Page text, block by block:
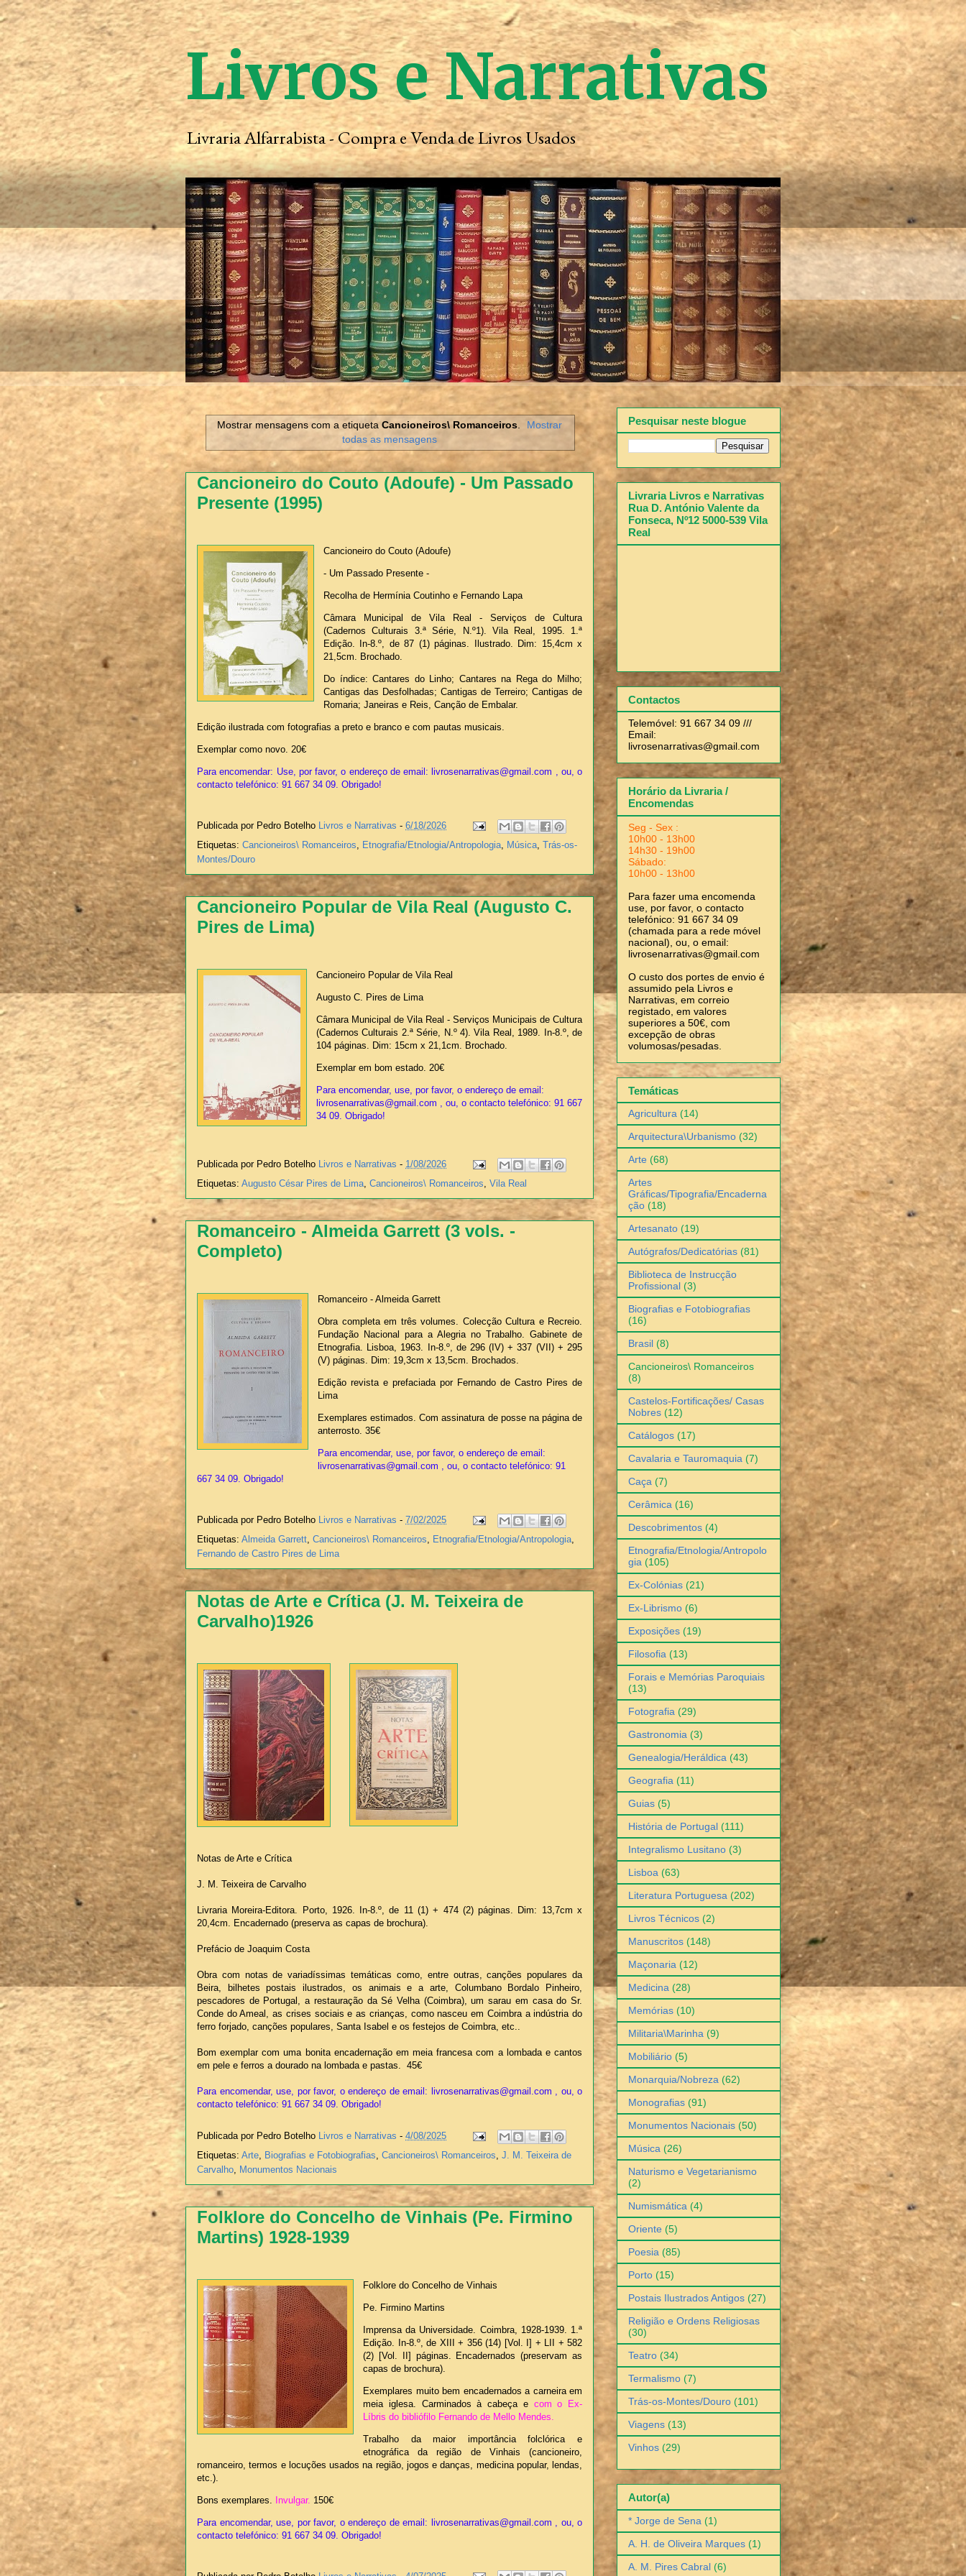
Livros e Narrativas
Livraria Alfarrabista - Compra e Venda de Livros Usados
Mostrar mensagens com a etiqueta Cancioneiros\ Romanceiros.
Mostrar
todas as mensagens
Cancioneiro do Couto (Adoufe) - Um Passado
Presente (1995)
Cancioneiro do Couto (Adoufe)
- Um Passado Presente -
Recolha de Hermínia Coutinho e Fernando Lapa
Câmara Municipal de Vila Real - Serviços de Cultura
(Cadernos Culturais 3.ª Série, N.º1). Vila Real, 1995. 1.ª
Edição. In-8.º, de 87 (1) páginas. Ilustrado. Dim: 15,4cm x
21,5cm. Brochado.
Do índice: Cantares do Linho; Cantares na Rega do Milho;
Cantigas das Desfolhadas; Cantigas de Terreiro; Cantigas de
Romaria; Janeiras e Reis, Canção de Embalar.
Edição ilustrada com fotografias a preto e branco e com pautas musicais.
Exemplar como novo. 20€
Para encomendar: Use, por favor, o endereço de email: livrosenarrativas@gmail.com , ou, o
contacto telefónico: 91 667 34 09. Obrigado!
Publicada por Pedro Botelho Livros e Narrativas - 6/18/2026
Etiquetas: Cancioneiros\ Romanceiros, Etnografia/Etnologia/Antropologia, Música, Trás-os-
Montes/Douro
Cancioneiro Popular de Vila Real (Augusto C.
Pires de Lima)
Cancioneiro Popular de Vila Real
Augusto C. Pires de Lima
Câmara Municipal de Vila Real - Serviços Municipais de Cultura
(Cadernos Culturais 2.ª Série, N.º 4). Vila Real, 1989. In-8.º, de
104 páginas. Dim: 15cm x 21,1cm. Brochado.
Exemplar em bom estado. 20€
Para encomendar, use, por favor, o endereço de email:
livrosenarrativas@gmail.com , ou, o contacto telefónico: 91 667
34 09. Obrigado!
Publicada por Pedro Botelho Livros e Narrativas - 1/08/2026
Etiquetas: Augusto César Pires de Lima, Cancioneiros\ Romanceiros, Vila Real
Romanceiro - Almeida Garrett (3 vols. -
Completo)
Romanceiro - Almeida Garrett
Obra completa em três volumes. Colecção Cultura e Recreio.
Fundação Nacional para a Alegria no Trabalho. Gabinete de
Etnografia. Lisboa, 1963. In-8.º, de 296 (IV) + 337 (VII) + 295
(V) páginas. Dim: 19,3cm x 13,5cm. Brochados.
Edição revista e prefaciada por Fernando de Castro Pires de
Lima
Exemplares estimados. Com assinatura de posse na página de
anterrosto. 35€
Para encomendar, use, por favor, o endereço de email:
livrosenarrativas@gmail.com , ou, o contacto telefónico: 91
667 34 09. Obrigado!
Publicada por Pedro Botelho Livros e Narrativas - 7/02/2025
Etiquetas: Almeida Garrett, Cancioneiros\ Romanceiros, Etnografia/Etnologia/Antropologia,
Fernando de Castro Pires de Lima
Notas de Arte e Crítica (J. M. Teixeira de
Carvalho)1926
Notas de Arte e Crítica
J. M. Teixeira de Carvalho
Livraria Moreira-Editora. Porto, 1926. In-8.º, de 11 (1) + 474 (2) páginas. Dim: 13,7cm x
20,4cm. Encadernado (preserva as capas de brochura).
Prefácio de Joaquim Costa
Obra com notas de variadíssimas temáticas como, entre outras, canções populares da
Beira, bilhetes postais ilustrados, os animais e a arte, Columbano Bordalo Pinheiro,
pescadores de Portugal, a restauração da Sé Velha (Coimbra), um sarau em casa do Sr.
Conde do Ameal, as crises sociais e as crianças, como nasceu em Coimbra a indústria do
ferro forjado, canções populares, Santa Isabel e os festejos de Coimbra, etc..
Bom exemplar com uma bonita encadernação em meia francesa com a lombada e cantos
em pele e ferros a dourado na lombada e pastas. 45€
Para encomendar, use, por favor, o endereço de email: livrosenarrativas@gmail.com , ou, o
contacto telefónico: 91 667 34 09. Obrigado!
Publicada por Pedro Botelho Livros e Narrativas - 4/08/2025
Etiquetas: Arte, Biografias e Fotobiografias, Cancioneiros\ Romanceiros, J. M. Teixeira de
Carvalho, Monumentos Nacionais
Folklore do Concelho de Vinhais (Pe. Firmino
Martins) 1928-1939
Folklore do Concelho de Vinhais
Pe. Firmino Martins
Imprensa da Universidade. Coimbra, 1928-1939. 1.ª
Edição. In-8.º, de XIII + 356 (14) [Vol. I] + LII + 582
(2) [Vol. II] páginas. Encadernados (preservam as
capas de brochura).
Exemplares muito bem encadernados a carneira em
meia iglesa. Carminados à cabeça e com o Ex-
Líbris do bibliófilo Fernando de Mello Mendes.
Trabalho da maior importância folclórica e
etnográfica da região de Vinhais (cancioneiro,
romanceiro, termos e locuções usados na região, jogos e danças, medicina popular, lendas,
etc.).
Bons exemplares. Invulgar. 150€
Para encomendar, use, por favor, o endereço de email: livrosenarrativas@gmail.com , ou, o
contacto telefónico: 91 667 34 09. Obrigado!
Pesquisar neste blogue
Livraria Livros e Narrativas
Rua D. António Valente da
Fonseca, Nº12 5000-539 Vila
Real
Contactos
Telemóvel: 91 667 34 09 ///
Email:
livrosenarrativas@gmail.com
Horário da Livraria /
Encomendas
Seg - Sex :
10h00 - 13h00
14h30 - 19h00
Sábado:
10h00 - 13h00
Para fazer uma encomenda
use, por favor, o contacto
telefónico: 91 667 34 09
(chamada para a rede móvel
nacional), ou, o email:
livrosenarrativas@gmail.com
O custo dos portes de envio é
assumido pela Livros e
Narrativas, em correio
registado, em valores
superiores a 50€, com
excepção de obras
volumosas/pesadas.
Temáticas
Agricultura (14)
Arquitectura\Urbanismo (32)
Arte (68)
Artes
Gráficas/Tipografia/Encaderna
ção (18)
Artesanato (19)
Autógrafos/Dedicatórias (81)
Biblioteca de Instrucção
Profissional (3)
Biografias e Fotobiografias
(16)
Brasil (8)
Cancioneiros\ Romanceiros
(8)
Castelos-Fortificações/ Casas
Nobres (12)
Catálogos (17)
Cavalaria e Tauromaquia (7)
Caça (7)
Cerâmica (16)
Descobrimentos (4)
Etnografia/Etnologia/Antropolo
gia (105)
Ex-Colónias (21)
Ex-Librismo (6)
Exposições (19)
Filosofia (13)
Forais e Memórias Paroquiais
(13)
Fotografia (29)
Gastronomia (3)
Genealogia/Heráldica (43)
Geografia (11)
Guias (5)
História de Portugal (111)
Integralismo Lusitano (3)
Lisboa (63)
Literatura Portuguesa (202)
Livros Técnicos (2)
Manuscritos (148)
Maçonaria (12)
Medicina (28)
Memórias (10)
Militaria\Marinha (9)
Mobiliário (5)
Monarquia/Nobreza (62)
Monografias (91)
Monumentos Nacionais (50)
Música (26)
Naturismo e Vegetarianismo
(2)
Numismática (4)
Oriente (5)
Poesia (85)
Porto (15)
Postais Ilustrados Antigos (27)
Religião e Ordens Religiosas
(30)
Teatro (34)
Termalismo (7)
Trás-os-Montes/Douro (101)
Viagens (13)
Vinhos (29)
Autor(a)
* Jorge de Sena (1)
A. H. de Oliveira Marques (1)
A. M. Pires Cabral (6)